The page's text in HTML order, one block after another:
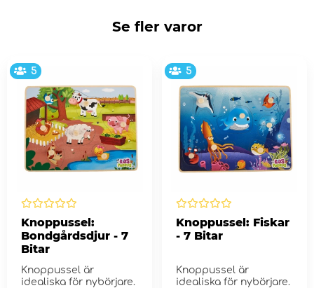
Se fler varor
5
Knoppussel:
Bondgårdsdjur - 7
Bitar
Knoppussel är
idealiska för nybörjare.
5
Knoppussel: Fiskar
- 7 Bitar
Knoppussel är
idealiska för nybörjare.